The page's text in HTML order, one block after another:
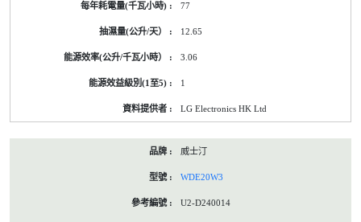
77
12.65
3.06
1
LG Electronics HK Ltd
威士汀
WDE20W3
U2-D240014